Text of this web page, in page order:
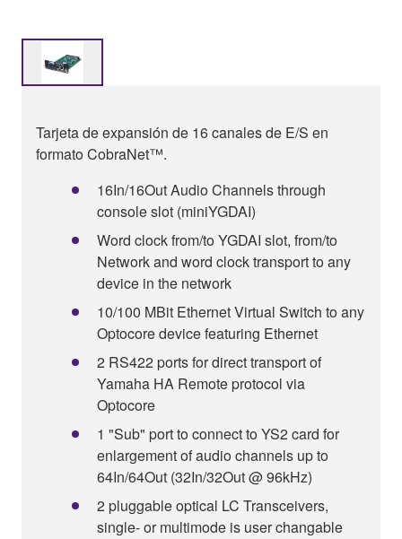
Tarjeta de expansión de 16 canales de E/S en
formato CobraNet™.
16In/16Out Audio Channels through
console slot (miniYGDAI)
Word clock from/to YGDAI slot, from/to
Network and word clock transport to any
device in the network
10/100 MBit Ethernet Virtual Switch to any
Optocore device featuring Ethernet
2 RS422 ports for direct transport of
Yamaha HA Remote protocol via
Optocore
1 "Sub" port to connect to YS2 card for
enlargement of audio channels up to
64In/64Out (32In/32Out @ 96kHz)
2 pluggable optical LC Transceivers,
single- or multimode is user changable